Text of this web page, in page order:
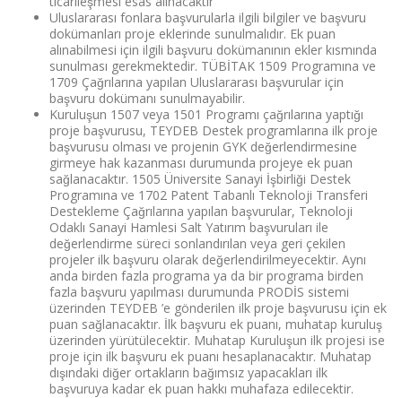
Uluslararası fonlara başvurularla ilgili bilgiler ve başvuru
dokümanları proje eklerinde sunulmalıdır. Ek puan
alınabilmesi için ilgili başvuru dokümanının ekler kısmında
sunulması gerekmektedir. TÜBİTAK 1509 Programına ve
1709 Çağrılarına yapılan Uluslararası başvurular için
başvuru dokümanı sunulmayabilir.
Kuruluşun 1507 veya 1501 Programı çağrılarına yaptığı
proje başvurusu, TEYDEB Destek programlarına ilk proje
başvurusu olması ve projenin GYK değerlendirmesine
girmeye hak kazanması durumunda projeye ek puan
sağlanacaktır. 1505 Üniversite Sanayi İşbirliği Destek
Programına ve 1702 Patent Tabanlı Teknoloji Transferi
Destekleme Çağrılarına yapılan başvurular, Teknoloji
Odaklı Sanayi Hamlesi Salt Yatırım başvuruları ile
değerlendirme süreci sonlandırılan veya geri çekilen
projeler ilk başvuru olarak değerlendirilmeyecektir. Aynı
anda birden fazla programa ya da bir programa birden
fazla başvuru yapılması durumunda PRODİS sistemi
üzerinden TEYDEB ’e gönderilen ilk proje başvurusu için ek
puan sağlanacaktır. İlk başvuru ek puanı, muhatap kuruluş
üzerinden yürütülecektir. Muhatap Kuruluşun ilk projesi ise
proje için ilk başvuru ek puanı hesaplanacaktır. Muhatap
dışındaki diğer ortakların bağımsız yapacakları ilk
başvuruya kadar ek puan hakkı muhafaza edilecektir.